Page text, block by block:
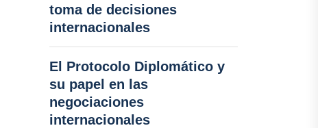
toma de decisiones
internacionales
El Protocolo Diplomático y
su papel en las
negociaciones
internacionales